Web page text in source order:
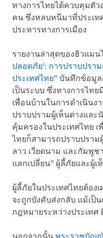
ทางการไทยได้ควบคุมตั
คน ซึ่งหลบหนีมาที่ประเท
ประหารทางการเมือง
รายงานล่าสุดของฮิวแมน
ปลอดภัย’: การปราบปรา
ประเทศไทย” บันทึกข้อมู
เป็นระบบ ซึ่งทางการไท
เพื่อนบ้านในการดำเนิน
ปราบปรามผู้เห็นต่างและ
คุ้มครองในประเทศไทย เ
ไทยก็สามารถปราบปรา
ลาว เวียดนาม และกัมพูช
แลกเปลี่ยน” ผู้ลี้ภัยและผู้เ
ผู้ลี้ภัยในประเทศไทยต้อง
จะถูกบังคับส่งกลับ แม้เป็
กฎหมายระหว่างประเท